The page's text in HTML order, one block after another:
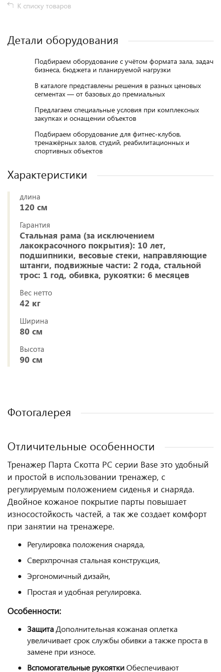
К списку товаров
Детали оборудования
Подбираем оборудование с учётом формата зала, задач
бизнеса, бюджета и планируемой нагрузки
В каталоге представлены решения в разных ценовых
сегментах — от базовых до премиальных
Предлагаем специальные условия при комплексных
закупках и оснащении объектов
Подбираем оборудование для фитнес-клубов,
тренажёрных залов, студий, реабилитационных и
спортивных объектов
Характеристики
длина
120 см
Гарантия
Стальная рама (за исключением
лакокрасочного покрытия): 10 лет,
подшипники, весовые стеки, направляющие
штанги, подвижные части: 2 года, стальной
трос: 1 год, обивка, рукоятки: 6 месяцев
Вес нетто
42 кг
Ширина
80 см
Высота
90 см
Фотогалерея
Отличительные особенности
Тренажер Парта Скотта PC серии Base это удобный
и простой в использовании тренажер, с
регулируемым положением сиденья и снаряда.
Двойное кожаное покрытие парты повышает
износостойкость частей, а так же создает комфорт
при занятии на тренажере.
Регулировка положения снаряда,
Сверхпрочная стальная конструкция,
Эргономичный дизайн,
Простая и удобная регулировка.
Особенности:
Защита Дополнительная кожаная оплетка
увеличивает срок службы обивки а также проста в
замене при износе.
Вспомогательные рукояткиОбеспечивают